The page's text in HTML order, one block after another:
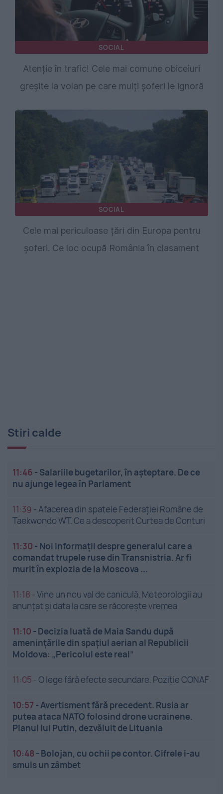
SOCIAL
Atenție în trafic! Cele mai comune obiceiuri
greșite la volan pe care mulți șoferi le ignoră
SOCIAL
Cele mai periculoase țări din Europa pentru
șoferi. Ce loc ocupă România în clasament
Stiri calde
11:46 - Salariile bugetarilor, în așteptare. De ce
nu ajunge legea în Parlament
11:39 - Afacerea din spatele Federației Române de
Taekwondo WT. Ce a descoperit Curtea de Conturi
11:30 - Noi informații despre generalul care a
comandat trupele ruse din Transnistria. Ar fi
murit în explozia de la Moscova ...
11:18 -Vine un nou val de caniculă. Meteorologii au
anunțat și data la care se răcorește vremea
11:10 - Decizia luată de Maia Sandu după
amenințările din spațiul aerian al Republicii
Moldova: „Pericolul este real”
11:05 -O lege fără efecte secundare. Poziție CONAF
10:57 - Avertisment fără precedent. Rusia ar
putea ataca NATO folosind drone ucrainene.
Planul lui Putin, dezvăluit de Lituania
10:48 - Bolojan, cu ochii pe contor. Cifrele i-au
smuls un zâmbet